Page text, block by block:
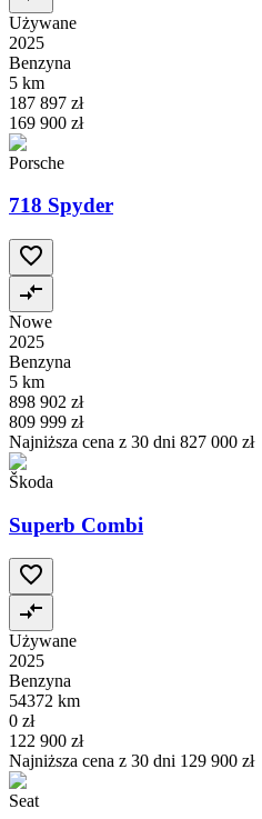
Używane
2025
Benzyna
5 km
187 897 zł
169 900 zł
Porsche
718 Spyder
Nowe
2025
Benzyna
5 km
898 902 zł
809 999 zł
Najniższa cena z 30 dni 827 000 zł
Škoda
Superb Combi
Używane
2025
Benzyna
54372 km
0 zł
122 900 zł
Najniższa cena z 30 dni 129 900 zł
Seat